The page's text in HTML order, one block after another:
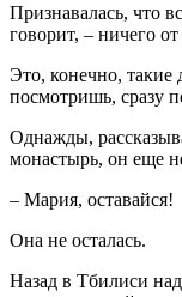
Признавалась, что
говорит, – ничего
Это, конечно, такие
посмотришь, сразу
Однажды,
монастырь, он еще
– Мария, оставайся!
Она не осталась.
Назад в Тбилиси